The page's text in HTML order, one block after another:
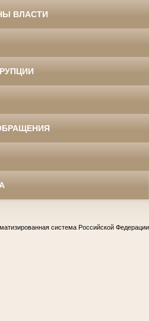
ВЛАСТИ
система Российской